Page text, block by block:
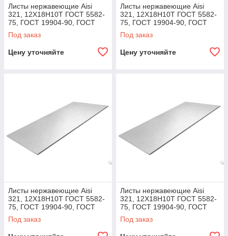
Листы нержавеющие Aisi
321, 12Х18Н10Т ГОСТ 5582-
75, ГОСТ 19904-90, ГОСТ
7350-77, ГОСТ 19903-74 180,
5,0х1500х3000
Под заказ
Цену уточняйте
Листы нержавеющие Aisi
321, 12Х18Н10Т ГОСТ 5582-
75, ГОСТ 19904-90, ГОСТ
7350-77, ГОСТ 19903-74 360,
5,0х1500х6000
Под заказ
Цену уточняйте
Листы нержавеющие Aisi
321, 12Х18Н10Т ГОСТ 5582-
75, ГОСТ 19904-90, ГОСТ
7350-77, ГОСТ 19903-74 128,
8,0х1000х2000
Под заказ
Листы нержавеющие Aisi
321, 12Х18Н10Т ГОСТ 5582-
75, ГОСТ 19904-90, ГОСТ
7350-77, ГОСТ 19903-74 285,
8,0х1500х3000
Под заказ